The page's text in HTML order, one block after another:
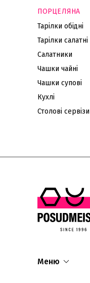
ПОРЦЕЛЯНА
Тарілки обідні
Тарілки салатні
Салатники
Чашки чайні
Чашки супові
Кухлі
Столові сервізи
Меню